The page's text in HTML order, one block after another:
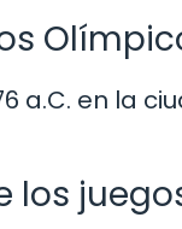
a.C. en la
los